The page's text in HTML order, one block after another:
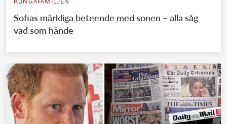
KUNGAFAMILJEN
Sofias märkliga beteende med sonen – alla såg
vad som hände